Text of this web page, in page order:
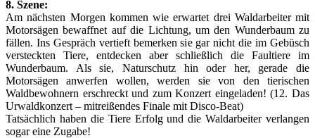
8. Szene:
Am nächsten Morgen kommen wie erwartet drei Waldarbeiter mit
Motorsägen bewaffnet auf die Lichtung, um den Wunderbaum zu
fällen. Ins Gespräch vertieft bemerken sie gar nicht die im Gebüsch
versteckten Tiere, entdecken aber schließlich die Faultiere im
Wunderbaum. Als sie, Naturschutz hin oder her, gerade die
Motorsägen anwerfen wollen, werden sie von den tierischen
Waldbewohnern erschreckt und zum Konzert eingeladen! (12. Das
Urwaldkonzert – mitreißendes Finale mit Disco-Beat)
Tatsächlich haben die Tiere Erfolg und die Waldarbeiter verlangen
sogar eine Zugabe!